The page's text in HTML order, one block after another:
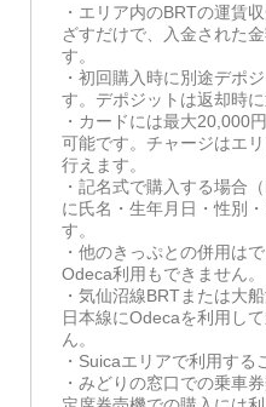
・エリア内のBRTの運賃
ざすだけで、入金された
す。
・初回購入時に別途デポ
す。デポジットは返却時に
・カードには最大20,000
可能です。チャージはエ
行えます。
・記名式で購入する場合
に氏名・生年月日・性別
す。
・他のきっぷとの併用は
Odeca利用もできません。
・気仙沼線BRTまたは大
日本線にOdecaを利用し
ん。
・Suicaエリアで利用する
・みどりの窓口での乗車